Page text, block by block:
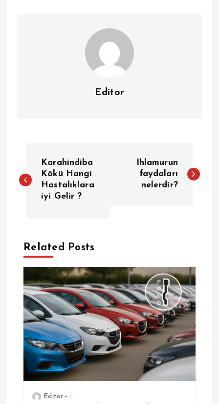
Editor
a
g
e
z
n
m
Karahindiba
Kökü Hangi
Hastalıklara
iyi Gelir ?
Ihlamurun
faydaları
nelerdir?
Related Posts
Editor